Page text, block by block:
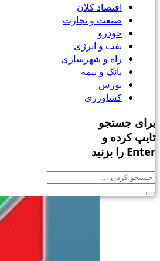
اقتصاد کلان
صنعت و تجارت
خودرو
نفت و انرژی
راه و شهرسازی
بانک و بیمه
بورس
کشاورزی
برای جستجو
تایپ کرده و
Enter را بزنید